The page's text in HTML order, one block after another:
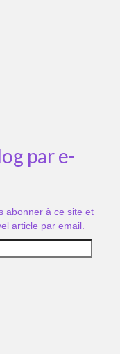
par e-
abonner à ce site et
article par email.